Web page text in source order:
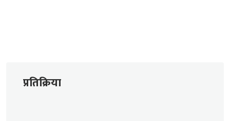
प्रतिक्रिया